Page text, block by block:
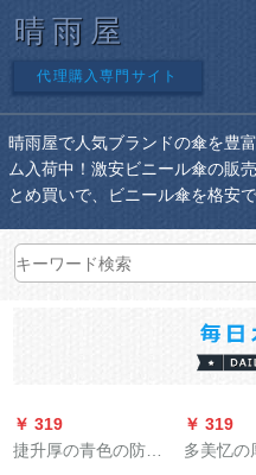
晴雨屋
代理購入専門サイト
晴雨屋で人気ブランドの傘を豊
ム入荷中！激安ビニール傘の販
とめ買いで、ビニール傘を格安
￥ 319
捷升厚の青色の防雨
￥ 319
多美忆の